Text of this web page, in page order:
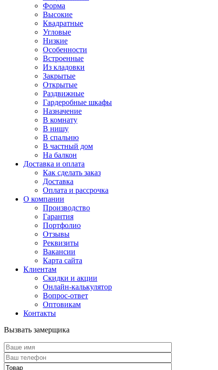
Форма
Высокие
Квадратные
Угловые
Низкие
Особенности
Встроенные
Из кладовки
Закрытые
Открытые
Раздвижные
Гардеробные шкафы
Назначение
В комнату
В нишу
В спальню
В частный дом
На балкон
Доставка и оплата
Как сделать заказ
Доставка
Оплата и рассрочка
О компании
Производство
Гарантия
Портфолио
Отзывы
Реквизиты
Вакансии
Карта сайта
Клиентам
Скидки и акции
Онлайн-калькулятор
Вопрос-ответ
Оптовикам
Контакты
Вызвать замерщика